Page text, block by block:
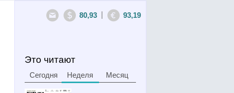
80,93 93,19
Это читают
Сегодня Неделя Месяц